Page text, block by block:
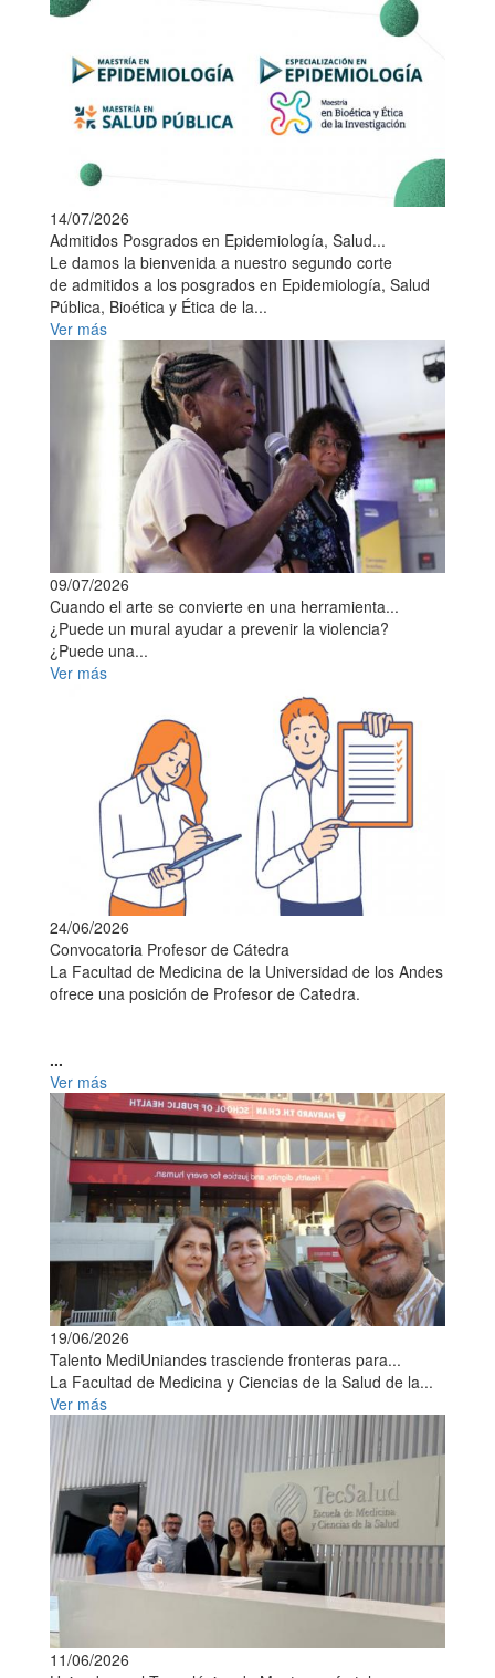
14/07/2026
Admitidos Posgrados en Epidemiología, Salud...
Le damos la bienvenida a nuestro segundo corte
de admitidos a los posgrados en Epidemiología, Salud
Pública, Bioética y Ética de la...
Ver más
09/07/2026
Cuando el arte se convierte en una herramienta...
¿Puede un mural ayudar a prevenir la violencia?
¿Puede una...
Ver más
24/06/2026
Convocatoria Profesor de Cátedra
La Facultad de Medicina de la Universidad de los Andes
ofrece una posición de Profesor de Catedra.
...
Ver más
19/06/2026
Talento MediUniandes trasciende fronteras para...
La Facultad de Medicina y Ciencias de la Salud de la...
Ver más
11/06/2026